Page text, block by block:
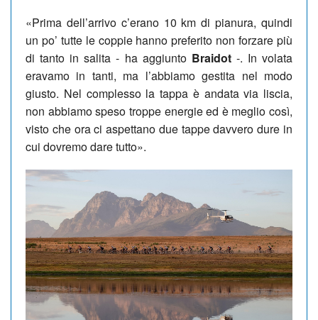
«Prima dell’arrivo c’erano 10 km di pianura, quindi
un po’ tutte le coppie hanno preferito non forzare più
di tanto in salita - ha aggiunto Braidot-. In volata
eravamo in tanti, ma l’abbiamo gestita nel modo
giusto. Nel complesso la tappa è andata via liscia,
non abbiamo speso troppe energie ed è meglio così,
visto che ora ci aspettano due tappe davvero dure in
cui dovremo dare tutto».